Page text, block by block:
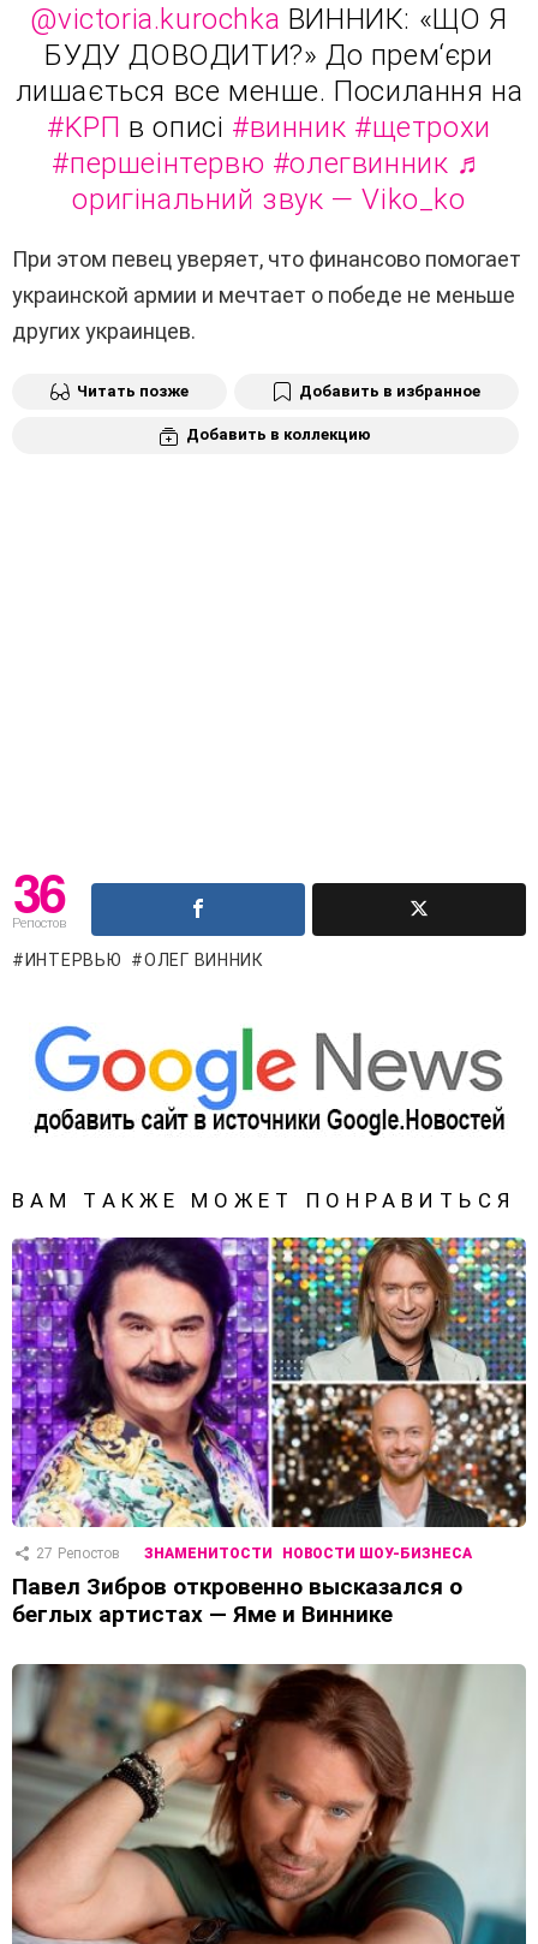
@victoria.kurochka ВИННИК: «ЩО Я
БУДУ ДОВОДИТИ?» До прем‘єри
лишається все менше. Посилання на
#KPП в описі #винник #щетрохи
#першеінтервю #олегвинник ♬
оригінальний звук — Viko_ko
При этом певец уверяет, что финансово помогает
украинской армии и мечтает о победе не меньше
других украинцев.
Читать позже Добавить в избранное
Добавить в коллекцию
36
Репостов
ИНТЕРВЬЮ ОЛЕГ ВИННИК
ВАМ ТАКЖЕ МОЖЕТ ПОНРАВИТЬСЯ
27 Репостов ЗНАМЕНИТОСТИ НОВОСТИ ШОУ-БИЗНЕСА
Павел Зибров откровенно высказался о
беглых артистах — Яме и Виннике